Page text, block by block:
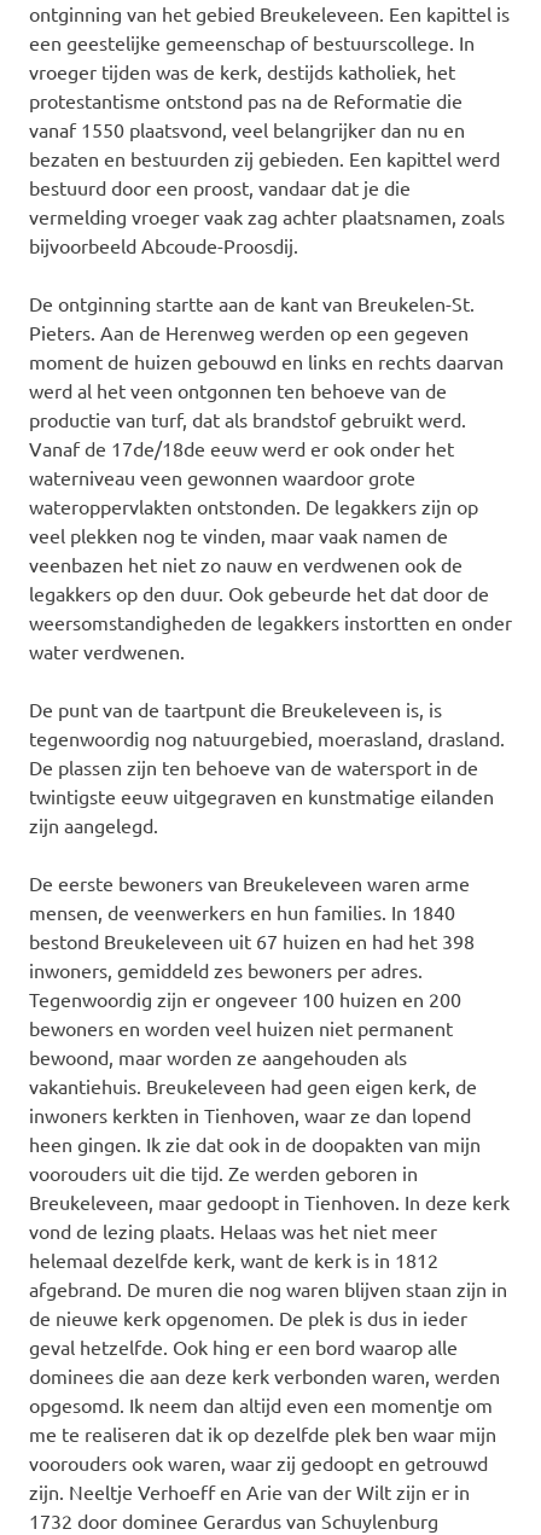
ontginning van het gebied Breukeleveen. Een kapittel is
een geestelijke gemeenschap of bestuurscollege. In
vroeger tijden was de kerk, destijds katholiek, het
protestantisme ontstond pas na de Reformatie die
vanaf 1550 plaatsvond, veel belangrijker dan nu en
bezaten en bestuurden zij gebieden. Een kapittel werd
bestuurd door een proost, vandaar dat je die
vermelding vroeger vaak zag achter plaatsnamen, zoals
bijvoorbeeld Abcoude-Proosdij.
De ontginning startte aan de kant van Breukelen-St.
Pieters. Aan de Herenweg werden op een gegeven
moment de huizen gebouwd en links en rechts daarvan
werd al het veen ontgonnen ten behoeve van de
productie van turf, dat als brandstof gebruikt werd.
Vanaf de 17de/18de eeuw werd er ook onder het
waterniveau veen gewonnen waardoor grote
wateroppervlakten ontstonden. De legakkers zijn op
veel plekken nog te vinden, maar vaak namen de
veenbazen het niet zo nauw en verdwenen ook de
legakkers op den duur. Ook gebeurde het dat door de
weersomstandigheden de legakkers instortten en onder
water verdwenen.
De punt van de taartpunt die Breukeleveen is, is
tegenwoordig nog natuurgebied, moerasland, drasland.
De plassen zijn ten behoeve van de watersport in de
twintigste eeuw uitgegraven en kunstmatige eilanden
zijn aangelegd.
De eerste bewoners van Breukeleveen waren arme
mensen, de veenwerkers en hun families. In 1840
bestond Breukeleveen uit 67 huizen en had het 398
inwoners, gemiddeld zes bewoners per adres.
Tegenwoordig zijn er ongeveer 100 huizen en 200
bewoners en worden veel huizen niet permanent
bewoond, maar worden ze aangehouden als
vakantiehuis. Breukeleveen had geen eigen kerk, de
inwoners kerkten in Tienhoven, waar ze dan lopend
heen gingen. Ik zie dat ook in de doopakten van mijn
voorouders uit die tijd. Ze werden geboren in
Breukeleveen, maar gedoopt in Tienhoven. In deze kerk
vond de lezing plaats. Helaas was het niet meer
helemaal dezelfde kerk, want de kerk is in 1812
afgebrand. De muren die nog waren blijven staan zijn in
de nieuwe kerk opgenomen. De plek is dus in ieder
geval hetzelfde. Ook hing er een bord waarop alle
dominees die aan deze kerk verbonden waren, werden
opgesomd. Ik neem dan altijd even een momentje om
me te realiseren dat ik op dezelfde plek ben waar mijn
voorouders ook waren, waar zij gedoopt en getrouwd
zijn. Neeltje Verhoeff en Arie van der Wilt zijn er in
1732 door dominee Gerardus van Schuylenburg